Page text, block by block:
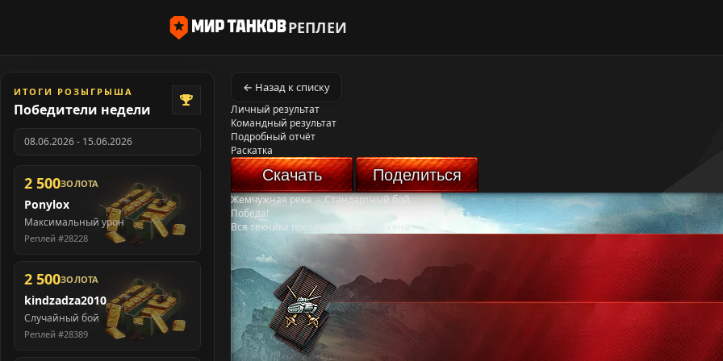
РЕПЛЕИ
ИТОГИ РОЗЫГРЫША
Победители недели
08.06.2026 - 15.06.2026
2 500ЗОЛОТА
Ponylox
Максимальный урон
Реплей #28228
2 500ЗОЛОТА
kindzadza2010
Случайный бой
Реплей #28389
← Назад к списку
Личный результат
Командный результат
Подробный отчёт
Раскатка
Скачать Поделиться
Жемчужная река-Стандартный бой
Победа!
Вся техника противника уничтожена